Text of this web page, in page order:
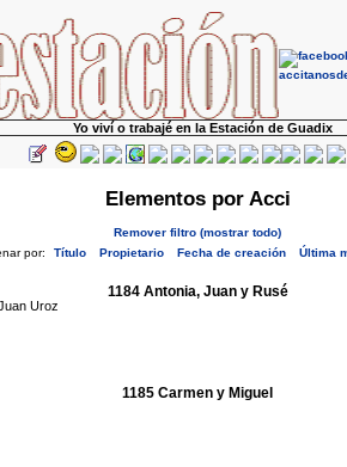
Yo viví o trabajé en la Estación de Guadix
Elementos por Acci
Remover filtro (mostrar todo)
por:
Título Propietario Fecha de creación Última
1184 Antonia, Juan y Rusé
Uroz
1185 Carmen y Miguel